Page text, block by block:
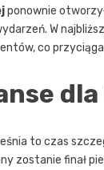
ponownie
W
co
to czas
zostanie finał